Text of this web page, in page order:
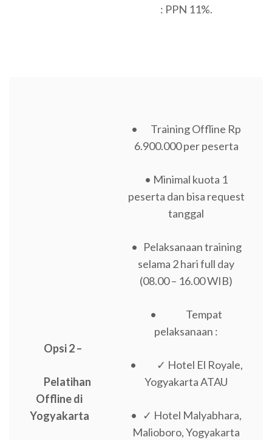
: PPN 11%.
Opsi 2 –
Pelatihan
Offline di
Yogyakarta
• Training Offline Rp
6.900.000 per peserta
• Minimal kuota 1
peserta dan bisa request
tanggal
• Pelaksanaan training
selama 2 hari full day
(08.00 – 16.00 WIB)
• Tempat
pelaksanaan :
• ✓ Hotel El Royale,
Yogyakarta ATAU
• ✓ Hotel Malyabhara,
Malioboro, Yogyakarta